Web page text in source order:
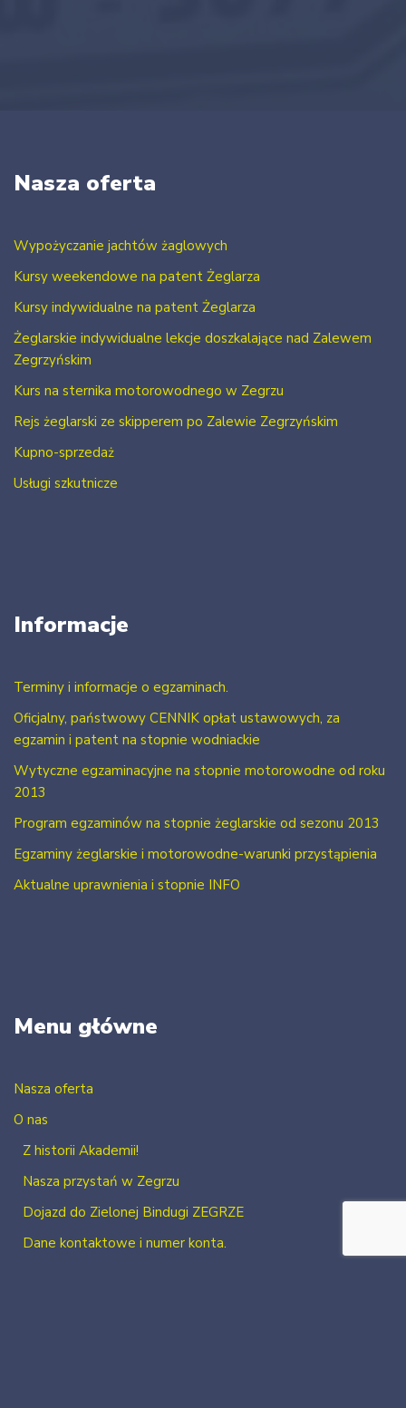
Nasza oferta
Wypożyczanie jachtów żaglowych
Kursy weekendowe na patent Żeglarza
Kursy indywidualne na patent Żeglarza
Żeglarskie indywidualne lekcje doszkalające nad Zalewem
Zegrzyńskim
Kurs na sternika motorowodnego w Zegrzu
Rejs żeglarski ze skipperem po Zalewie Zegrzyńskim
Kupno-sprzedaż
Usługi szkutnicze
Informacje
Terminy i informacje o egzaminach.
Oficjalny, państwowy CENNIK opłat ustawowych, za
egzamin i patent na stopnie wodniackie
Wytyczne egzaminacyjne na stopnie motorowodne od roku
2013
Program egzaminów na stopnie żeglarskie od sezonu 2013
Egzaminy żeglarskie i motorowodne-warunki przystąpienia
Aktualne uprawnienia i stopnie INFO
Menu główne
Nasza oferta
O nas
Z historii Akademii!
Nasza przystań w Zegrzu
Dojazd do Zielonej Bindugi ZEGRZE
Dane kontaktowe i numer konta.